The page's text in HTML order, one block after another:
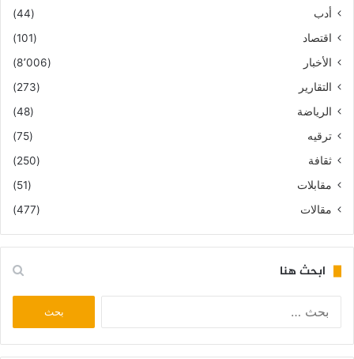
أدب
(44)
اقتصاد
(101)
الأخبار
(8٬006)
التقارير
(273)
الرياضة
(48)
ترقيه
(75)
ثقافة
(250)
مقابلات
(51)
مقالات
(477)
ابحث هنا